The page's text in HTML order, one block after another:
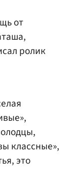
от
ролик
классные»,
это